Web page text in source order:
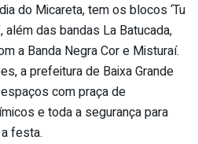
do Micareta, tem os blocos ‘Tu
além das bandas La Batucada,
a Banda Negra Cor e Misturaí.
a prefeitura de Baixa Grande
com praça de
e toda a segurança para
festa.